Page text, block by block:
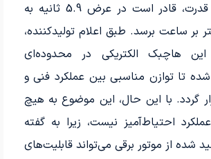
255 اسب بخار قدرت، قادر است در عرض 5.9 ثانیه به
کیلومتر بر ساعت برسد. طبق اعلام تولیدکننده،
هاچبک الکتریکی در محدوده‌ای
تا توازن مناسبی بین عملکرد فنی و
گردد. با این حال، این موضوع به هیچ
احتیاط‌آمیز نیست، زیرا به گفته
شده از موتور برقی می‌تواند قابلیت‌های